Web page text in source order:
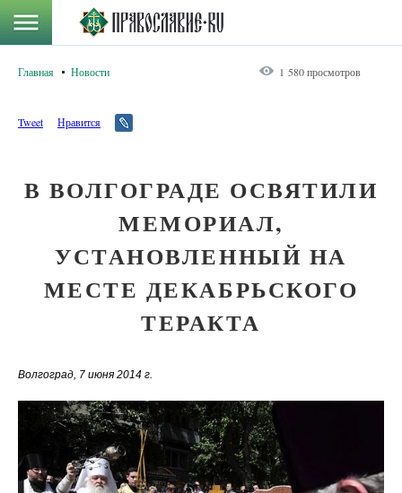
Главная Новости 1 580 просмотров
Tweet Нравится
В ВОЛГОГРАДЕ ОСВЯТИЛИ
МЕМОРИАЛ,
УСТАНОВЛЕННЫЙ НА
МЕСТЕ ДЕКАБРЬСКОГО
ТЕРАКТА
Волгоград, 7 июня 2014 г.